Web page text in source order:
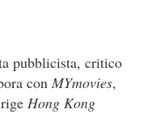
pubblicista, critico
con MYmovies,
Hong Kong